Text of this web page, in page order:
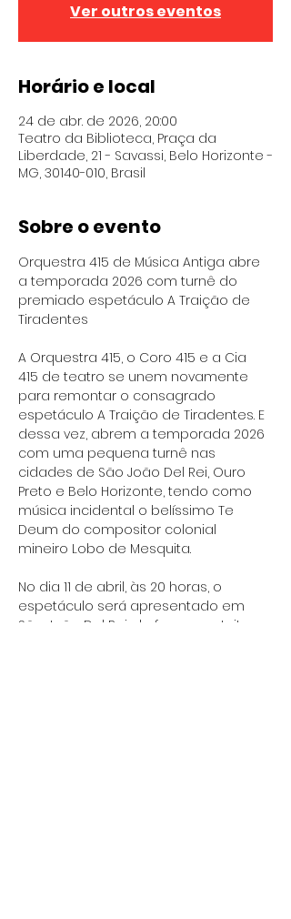
Ver outros eventos
Horário e local
24 de abr. de 2026, 20:00
Teatro da Biblioteca, Praça da
Liberdade, 21 - Savassi, Belo Horizonte -
MG, 30140-010, Brasil
Sobre o evento
Orquestra 415 de Música Antiga abre
a temporada 2026 com turnê do
premiado espetáculo A Traição de
Tiradentes
A Orquestra 415, o Coro 415 e a Cia
415 de teatro se unem novamente
para remontar o consagrado
espetáculo A Traição de Tiradentes. E
dessa vez, abrem a temporada 2026
com uma pequena turnê nas
cidades de São João Del Rei, Ouro
Preto e Belo Horizonte, tendo como
música incidental o belíssimo Te
Deum do compositor colonial
mineiro Lobo de Mesquita.
No dia 11 de abril, às 20 horas, o
espetáculo será apresentado em
São João Del Rei, de forma gratuita,